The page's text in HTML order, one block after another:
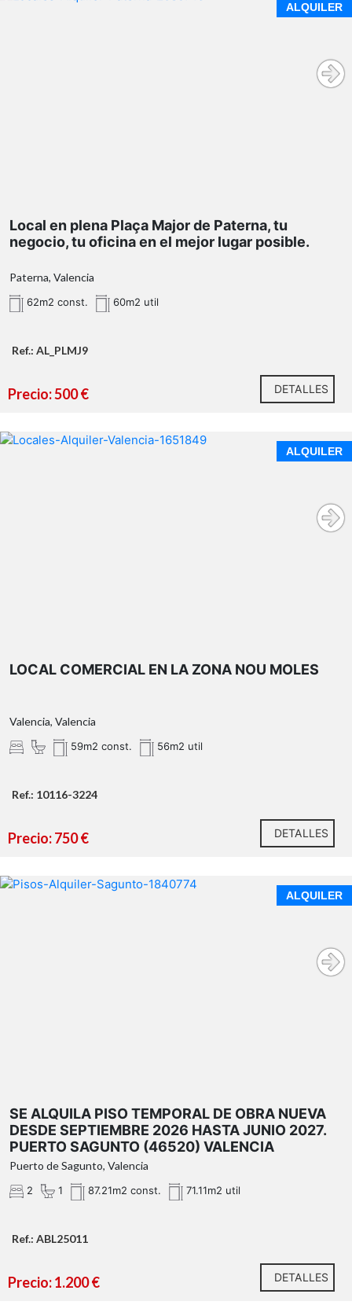
ALQUILER
Local en plena Plaça Major de Paterna, tu
negocio, tu oficina en el mejor lugar posible.
Paterna, Valencia
62m2 const. 60m2 util
Ref.: AL_PLMJ9
Precio: 500 € DETALLES
ALQUILER
LOCAL COMERCIAL EN LA ZONA NOU MOLES
Valencia, Valencia
59m2 const. 56m2 util
Ref.: 10116-3224
Precio: 750 € DETALLES
ALQUILER
SE ALQUILA PISO TEMPORAL DE OBRA NUEVA DESDE
SEPTIEMBRE 2026 HASTA JUNIO 2027. PUERTO
SE ALQUILA PISO TEMPORAL DE OBRA NUEVA
DESDE SEPTIEMBRE 2026 HASTA JUNIO 2027.
PUERTO SAGUNTO (46520) VALENCIA
Puerto de Sagunto, Valencia
2 1 87.21m2 const. 71.11m2 util
Ref.: ABL25011
Precio: 1.200 € DETALLES